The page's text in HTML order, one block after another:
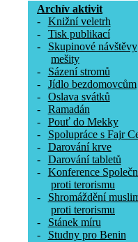
Archív aktivit
-
Knižní veletrh
-
Tisk publikací
-
Skupinové návštěvy
mešity
-
Sázení stromů
-
Jídlo bezdomovcům
-
Oslava svátků
-
Ramadán
-
Pouť do Mekky
-
Spolupráce s Fajr
-
Darování krve
-
Darování tabletů
-
Konference
proti terorismu
-
Shromáždění
proti terorismu
-
Stánek míru
-
Studny pro Benin